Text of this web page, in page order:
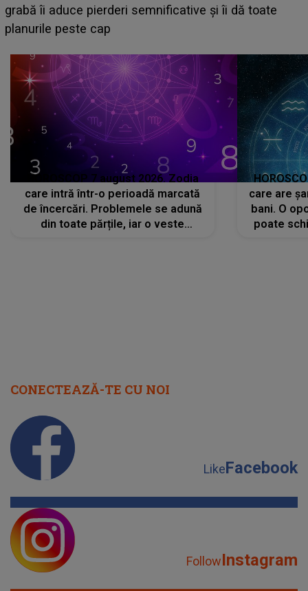
face o MĂRTURISIRE NEAȘTEPTATĂ despre mama
sa: "I-am spus și ei în față, eu nu te iubesc pentru
HOROSCOP 7 august 2026. Zodia
care intră într-o perioadă marcată
de încercări. Problemele se adună
din toate părțile, iar o veste
care are
bani. O
poate
CONECTEAZĂ-TE CU NOI
LikeFacebook
FollowInstagram